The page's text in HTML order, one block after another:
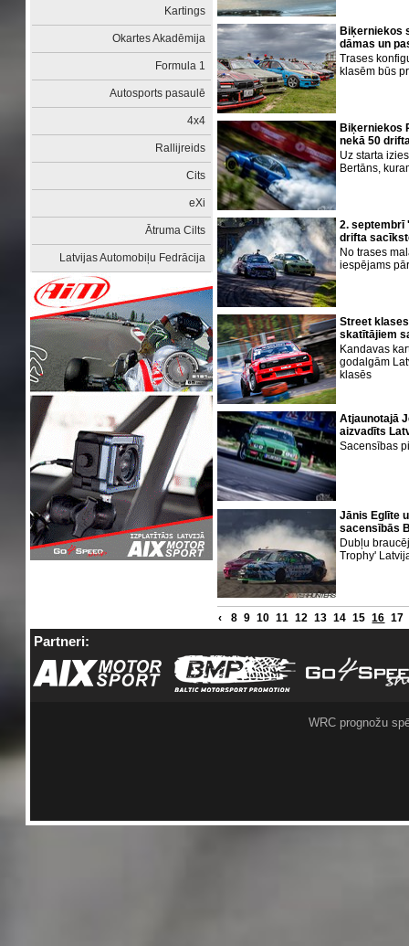
Kartings
Okartes Akadēmija
Formula 1
Autosports pasaulē
4x4
Rallijreids
Cits
eXi
Ātruma Cilts
Latvijas Automobiļu Fedrācija
Biķerniekos
dāmas un
Trases
klasēm būs
Biķerniekos
nekā 50
Uz starta
Bertāns,
2. septembrī
drifta
No trases
iespējams
Street
skatītājiem
Kandavas
godalgām
klasēs
Atjaunotajā
aizvadīts
Sacensības
Jānis Eglīte
sacensībās
Dubļu
Trophy'
‹ 8 9 10 11 12 13 14 15 16 17
Partneri:
WRC prognožu